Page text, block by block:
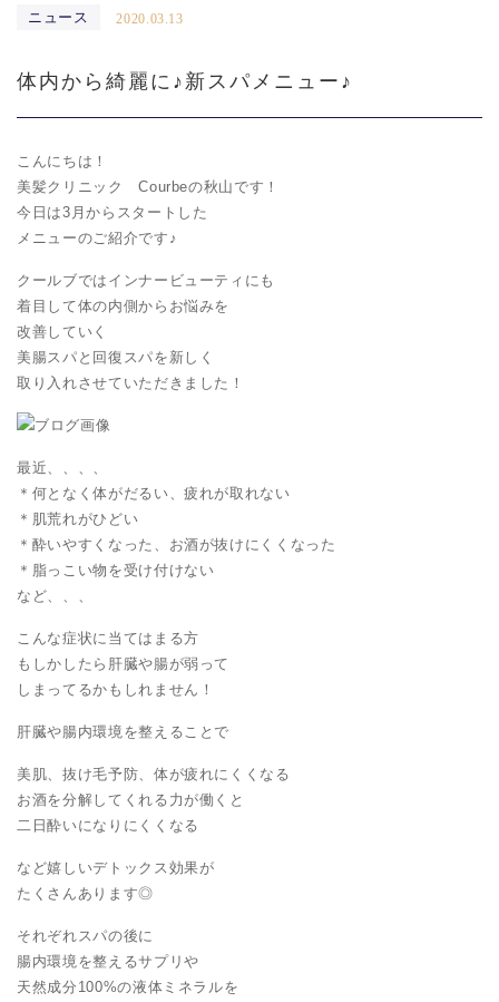
ニュース 2020.03.13
体内から綺麗に♪新スパメニュー♪
こんにちは！
美髪クリニック Courbeの秋山です！
今日は3月からスタートした
メニューのご紹介です♪
クールブではインナービューティにも
着目して体の内側からお悩みを
改善していく
美腸スパと回復スパを新しく
取り入れさせていただきました！
最近、、、、
＊何となく体がだるい、疲れが取れない
＊肌荒れがひどい
＊酔いやすくなった、お酒が抜けにくくなった
＊脂っこい物を受け付けない
など、、、
こんな症状に当てはまる方
もしかしたら肝臓や腸が弱って
しまってるかもしれません！
肝臓や腸内環境を整えることで
美肌、抜け毛予防、体が疲れにくくなる
お酒を分解してくれる力が働くと
二日酔いになりにくくなる
など嬉しいデトックス効果が
たくさんあります◎
それぞれスパの後に
腸内環境を整えるサプリや
天然成分100%の液体ミネラルを